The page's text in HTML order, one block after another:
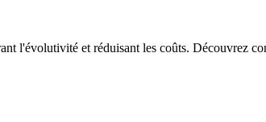
l'évolutivité et réduisant les coûts. Découvrez